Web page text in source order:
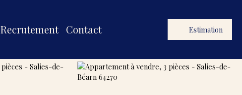
Recrutement Contact Estimation